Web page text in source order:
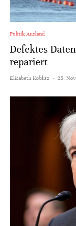
Politik Ausland
Defektes
repariert
Elisabeth Koblitz · 25.